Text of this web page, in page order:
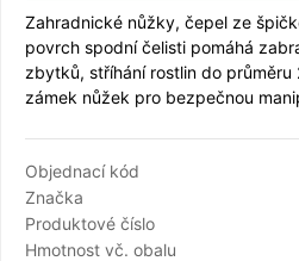
Zahradnické nůžky, čepel ze
povrch spodní čelisti pomáhá
zbytků, stříhání rostlin do průměru
zámek nůžek pro bezpečnou
Objednací kód
Značka
Produktové číslo
Hmotnost vč. obalu